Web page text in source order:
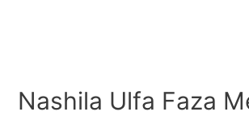
Nashila Ulfa Faza